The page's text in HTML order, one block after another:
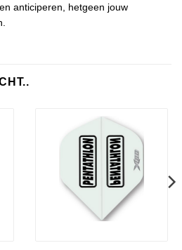
anticiperen, hetgeen jouw